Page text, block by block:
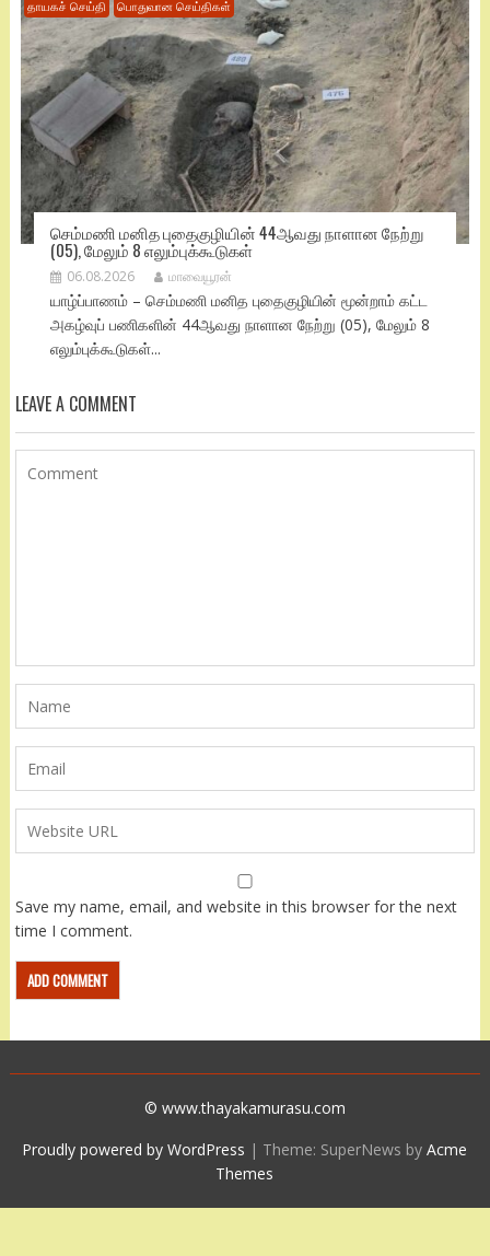
தாயகச் செய்தி பொதுவான செய்திகள்
செம்மணி மனித புதைகுழியின் 44ஆவது நாளான நேற்று
(05), மேலும் 8 எலும்புக்கூடுகள்
06.08.2026 மாவையூரன்
யாழ்ப்பாணம் – செம்மணி மனித புதைகுழியின் மூன்றாம் கட்ட
அகழ்வுப் பணிகளின் 44ஆவது நாளான நேற்று (05), மேலும் 8
எலும்புக்கூடுகள்...
LEAVE A COMMENT
Save my name, email, and website in this browser for the next
time I comment.
© www.thayakamurasu.com
Proudly powered by WordPress | Theme: SuperNews byAcme
Themes